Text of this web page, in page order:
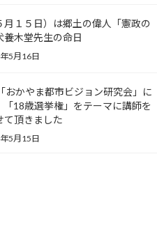
月１５日）は郷土の偉人「憲政の
養木堂先生の命日
5月16日
おかやま都市ビジョン研究会」に
「18歳選挙権」をテーマに講師を
て頂きました
5月15日